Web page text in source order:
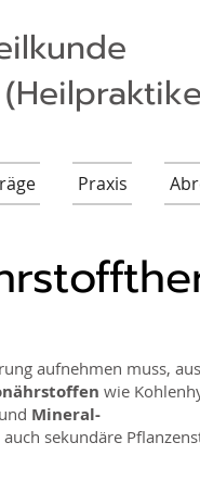
Praxis
aufnehmen muss,
wie
und Mineral-
sekundäre